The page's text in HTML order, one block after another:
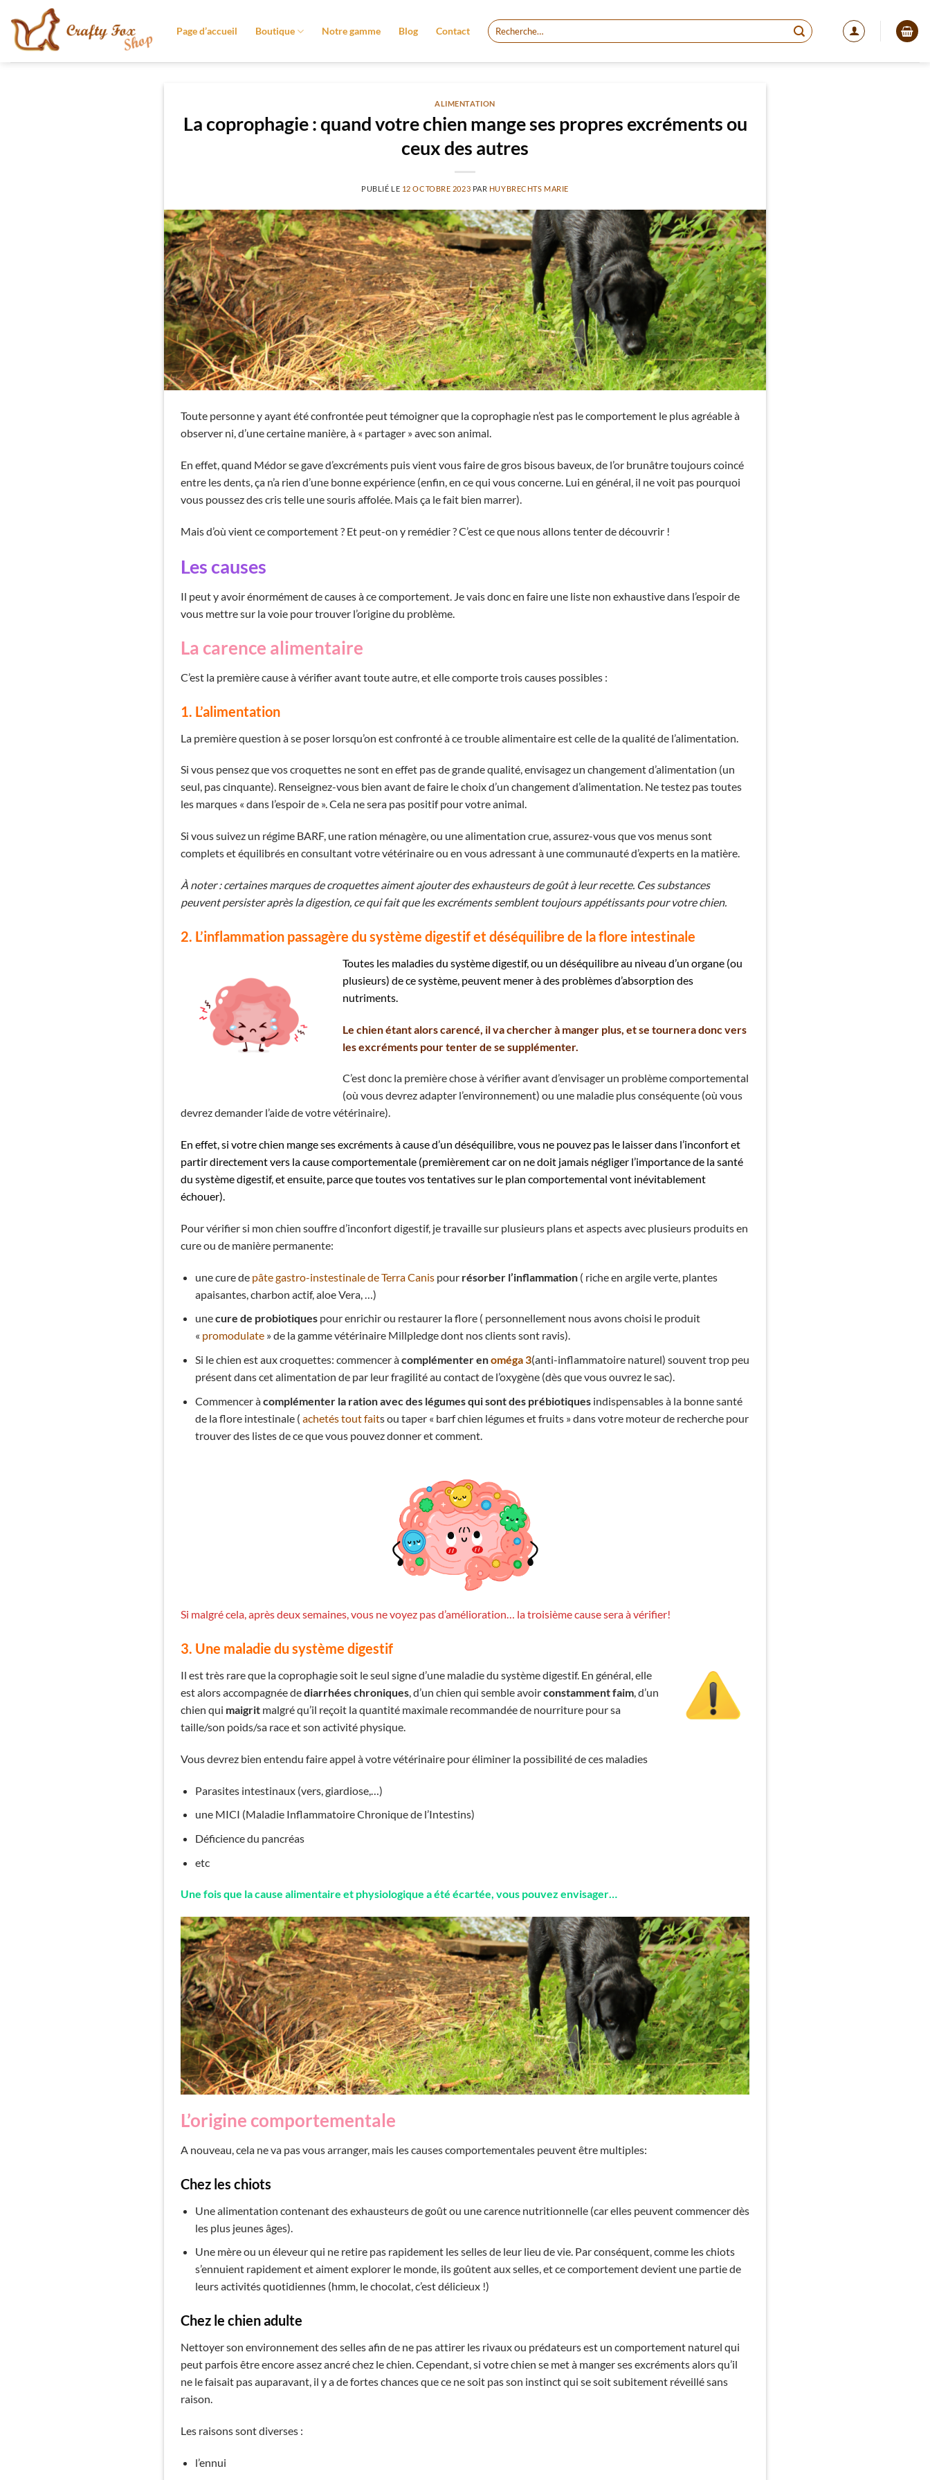
contenu
Page d’accueil Boutique Notre gamme Blog Contact
Recherche
pour :
ALIMENTATION
La coprophagie : quand votre chien mange ses propres excréments ou
ceux des autres
PUBLIÉ LE 12 OCTOBRE 2023 PAR HUYBRECHTS MARIE
Toute personne y ayant été confrontée peut témoigner que la coprophagie n’est pas le comportement le plus agréable à
observer ni, d’une certaine manière, à « partager » avec son animal.
En effet, quand Médor se gave d’excréments puis vient vous faire de gros bisous baveux, de l’or brunâtre toujours coincé
entre les dents, ça n’a rien d’une bonne expérience (enfin, en ce qui vous concerne. Lui en général, il ne voit pas pourquoi
vous poussez des cris telle une souris affolée. Mais ça le fait bien marrer).
Mais d’où vient ce comportement ? Et peut-on y remédier ? C’est ce que nous allons tenter de découvrir !
Les causes
Il peut y avoir énormément de causes à ce comportement. Je vais donc en faire une liste non exhaustive dans l’espoir de
vous mettre sur la voie pour trouver l’origine du problème.
La carence alimentaire
C’est la première cause à vérifier avant toute autre, et elle comporte trois causes possibles :
1. L’alimentation
La première question à se poser lorsqu’on est confronté à ce trouble alimentaire est celle de la qualité de l’alimentation.
Si vous pensez que vos croquettes ne sont en effet pas de grande qualité, envisagez un changement d’alimentation (un
seul, pas cinquante). Renseignez-vous bien avant de faire le choix d’un changement d’alimentation. Ne testez pas toutes
les marques « dans l’espoir de ». Cela ne sera pas positif pour votre animal.
Si vous suivez un régime BARF, une ration ménagère, ou une alimentation crue, assurez-vous que vos menus sont
complets et équilibrés en consultant votre vétérinaire ou en vous adressant à une communauté d’experts en la matière.
À noter : certaines marques de croquettes aiment ajouter des exhausteurs de goût à leur recette. Ces substances
peuvent persister après la digestion, ce qui fait que les excréments semblent toujours appétissants pour votre chien.
2. L’inflammation passagère du système digestif et déséquilibre de la flore intestinale
Toutes les maladies du système digestif, ou un déséquilibre au niveau d’un organe (ou
plusieurs) de ce système, peuvent mener à des problèmes d’absorption des
nutriments.
Le chien étant alors carencé, il va chercher à manger plus, et se tournera donc vers
les excréments pour tenter de se supplémenter.
C’est donc la première chose à vérifier avant d’envisager un problème comportemental
(où vous devrez adapter l’environnement) ou une maladie plus conséquente (où vous
devrez demander l’aide de votre vétérinaire).
En effet, si votre chien mange ses excréments à cause d’un déséquilibre, vous ne pouvez pas le laisser dans l’inconfort et
partir directement vers la cause comportementale (premièrement car on ne doit jamais négliger l’importance de la santé
du système digestif, et ensuite, parce que toutes vos tentatives sur le plan comportemental vont inévitablement
échouer).
Pour vérifier si mon chien souffre d’inconfort digestif, je travaille sur plusieurs plans et aspects avec plusieurs produits en
cure ou de manière permanente:
une cure depâte gastro-instestinale de Terra Canispour résorber l’inflammation( riche en argile verte, plantes
apaisantes, charbon actif, aloe Vera, …)
unecure de probiotiquespour enrichir ou restaurer la flore ( personnellement nous avons choisi le produit
« promodulate» de la gamme vétérinaire Millpledge dont nos clients sont ravis).
Si le chien est aux croquettes: commencer àcomplémenter enoméga 3(anti-inflammatoire naturel) souvent trop peu
présent dans cet alimentation de par leur fragilité au contact de l’oxygène (dès que vous ouvrez le sac).
Commencer àcomplémenter la ration avec des légumes qui sont des prébiotiquesindispensables à la bonne santé
de la flore intestinale ( achetés tout faits ou taper « barf chien légumes et fruits » dans votre moteur de recherche pour
trouver des listes de ce que vous pouvez donner et comment.
Si malgré cela, après deux semaines, vous ne voyez pas d’amélioration… la troisième cause sera à vérifier!
3. Une maladie du système digestif
Il est très rare que la coprophagie soit le seul signe d’une maladie du système digestif. En général, elle
est alors accompagnée dediarrhées chroniques, d’un chien qui semble avoirconstamment faim, d’un
chien qui maigrit malgré qu’il reçoit la quantité maximale recommandée de nourriture pour sa
taille/son poids/sa race et son activité physique.
Vous devrez bien entendu faire appel à votre vétérinaire pour éliminer la possibilité de ces maladies
Parasites intestinaux (vers, giardiose,…)
une MICI (Maladie Inflammatoire Chronique de l’Intestins)
Déficience du pancréas
etc
Une fois que la cause alimentaire et physiologique a été écartée, vous pouvez envisager…
L’origine comportementale
A nouveau, cela ne va pas vous arranger, mais les causes comportementales peuvent être multiples:
Chez les chiots
Une alimentation contenant des exhausteurs de goût ou une carence nutritionnelle (car elles peuvent commencer dès
les plus jeunes âges).
Une mère ou un éleveur qui ne retire pas rapidement les selles de leur lieu de vie. Par conséquent, comme les chiots
s’ennuient rapidement et aiment explorer le monde, ils goûtent aux selles, et ce comportement devient une partie de
leurs activités quotidiennes (hmm, le chocolat, c’est délicieux !)
Chez le chien adulte
Nettoyer son environnement des selles afin de ne pas attirer les rivaux ou prédateurs est un comportement naturel qui
peut parfois être encore assez ancré chez le chien. Cependant, si votre chien se met à manger ses excréments alors qu’il
ne le faisait pas auparavant, il y a de fortes chances que ce ne soit pas son instinct qui se soit subitement réveillé sans
raison.
Les raisons sont diverses :
l’ennui